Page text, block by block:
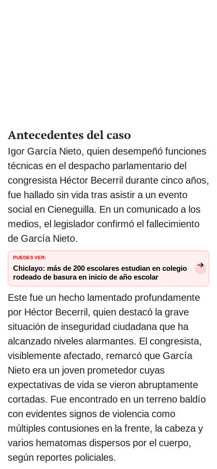
Antecedentes del caso
Igor García Nieto, quien desempeñó funciones
técnicas en el despacho parlamentario del
congresista Héctor Becerril durante cinco años,
fue hallado sin vida tras asistir a un evento
social en Cieneguilla. En un comunicado a los
medios, el legislador confirmó el fallecimiento
de García Nieto.
PUEDES VER:
Chiclayo: más de 200 escolares estudian en colegio
rodeado de basura en inicio de año escolar
Este fue un hecho lamentado profundamente
por Héctor Becerril, quien destacó la grave
situación de inseguridad ciudadana que ha
alcanzado niveles alarmantes. El congresista,
visiblemente afectado, remarcó que García
Nieto era un joven prometedor cuyas
expectativas de vida se vieron abruptamente
cortadas. Fue encontrado en un terreno baldío
con evidentes signos de violencia como
múltiples contusiones en la frente, la cabeza y
varios hematomas dispersos por el cuerpo,
según reportes policiales.